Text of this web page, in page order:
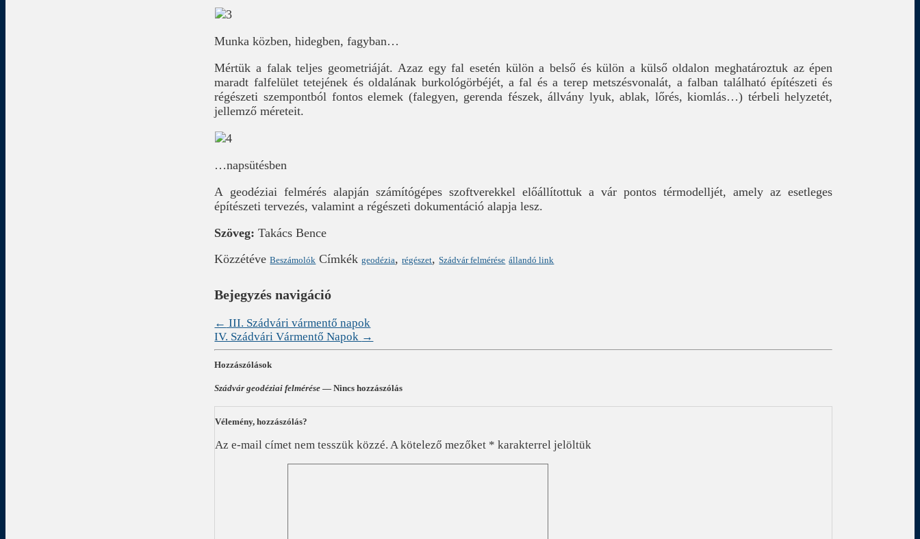
Munka közben, hidegben, fagyban…
Mértük a falak teljes geometriáját. Azaz egy fal esetén külön a belső és külön a külső oldalon meghatároztuk az épen
maradt falfelület tetejének és oldalának burkológörbéjét, a fal és a terep metszésvonalát, a falban található építészeti és
régészeti szempontból fontos elemek (falegyen, gerenda fészek, állvány lyuk, ablak, lőrés, kiomlás…) térbeli helyzetét,
jellemző méreteit.
…napsütésben
A geodéziai felmérés alapján számítógépes szoftverekkel előállítottuk a vár pontos térmodelljét, amely az esetleges
építészeti tervezés, valamint a régészeti dokumentáció alapja lesz.
Szöveg: Takács Bence
Közzétéve Beszámolók Címkék geodézia,régészet,Szádvár felmérése állandó link
Bejegyzés navigáció
← III. Szádvári vármentő napok
IV. Szádvári Vármentő Napok →
Hozzászólások
Szádvár geodéziai felmérése — Nincs hozzászólás
Vélemény, hozzászólás?
Az e-mail címet nem tesszük közzé. A kötelező mezőket * karakterrel jelöltük